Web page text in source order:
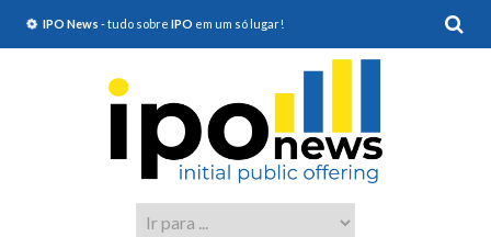
IPO News - tudo sobre IPO em um só lugar!